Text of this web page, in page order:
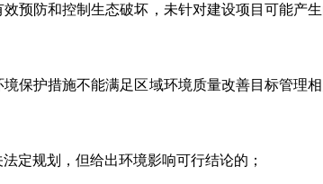
预防和控制生态破坏，未针对建设项目可能产
保护措施不能满足区域环境质量改善目标管理
定规划，但给出环境影响可行结论的；